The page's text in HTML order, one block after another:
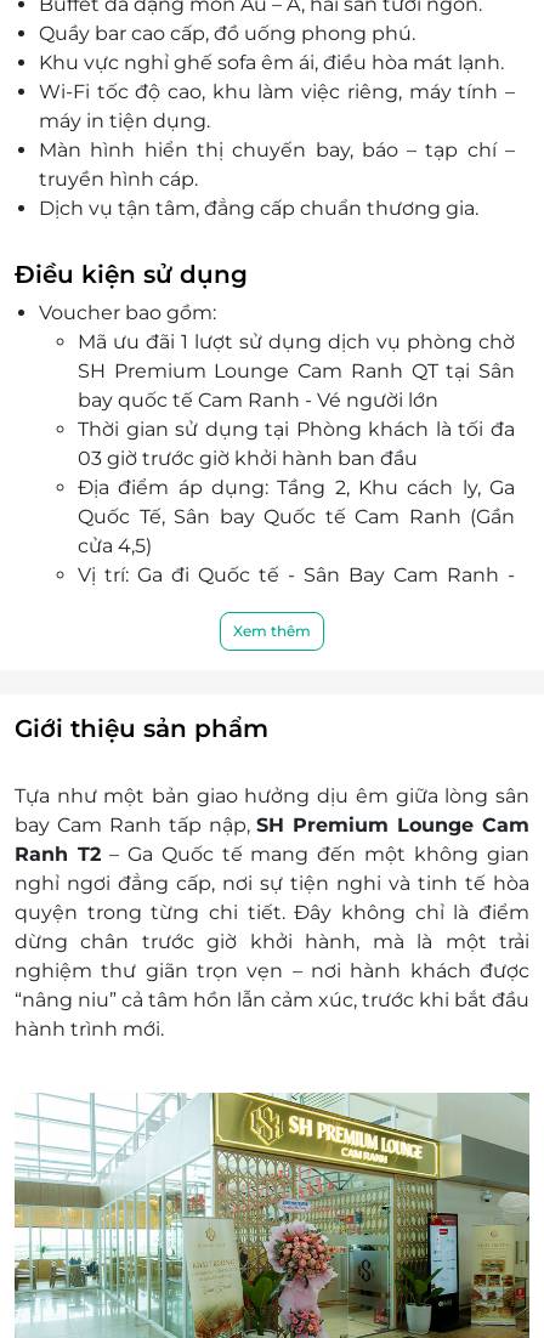
Quầy bar cao cấp, đồ uống phong phú.
Khu vực nghỉ ghế sofa êm ái, điều hòa mát lạnh.
Wi-Fi tốc độ cao, khu làm việc riêng, máy tính –
máy in tiện dụng.
Màn hình hiển thị chuyến bay, báo – tạp chí –
truyền hình cáp.
Dịch vụ tận tâm, đẳng cấp chuẩn thương gia.
Điều kiện sử dụng
Voucher bao gồm:
Mã ưu đãi 1 lượt sử dụng dịch vụ phòng chờ
SH Premium Lounge Cam Ranh QT tại Sân
bay quốc tế Cam Ranh - Vé người lớn
Thời gian sử dụng tại Phòng khách là tối đa
03 giờ trước giờ khởi hành ban đầu
Địa điểm áp dụng: Tầng 2, Khu cách ly, Ga
Quốc Tế, Sân bay Quốc tế Cam Ranh (Gần
cửa 4,5)
Vị trí: Ga đi Quốc tế - Sân Bay Cam Ranh -
Khách hàng được sử dụng mọi dịch vụ tại
Không chấp nhận Voucher ưu đãi quá hạn
sử dụng hoặc trạng thái “Đã sử dụng”.
tại quầy để được áp dụng ưu đãi.
Khách hàng có thể được yêu cầu trả thêm
tiền nếu sử dụng quá giá trị của Mã ưu đãi.
Lưu ý:
Khách hàng sẽ thanh toán trực tiếp tại quầy
lễ tân theo bảng giá công bố cho khách lẻ
tại mỗi phòng chờ khi
Khách hàng sử dụng quá thời gian quy
định của phòng chờ.
khác thêm tại phòng chờ
Khách hàng có trẻ em đi kèm mà chưa đăng ký
dịch vụ trước qua LifeLink 1900 2065. Thời gian
thông báo tối thiểu với LifeLink trước 1 ngày sử
dụng dịch vụ LifeLink hoàn toàn không chịu
trách nhiệm khi có các phát sinh thêm bên trên.
Khách hàng áp dụng: Khách trên 12 tuổi
Ngày áp dụng: Tất cả các ngày trong tuần, bao
gồm Lễ Tết
Xem thêm
Giới thiệu sản phẩm
Tựa như một bản giao hưởng dịu êm giữa lòng sân
bay Cam Ranh tấp nập,SH Premium Lounge Cam
Ranh T2– Ga Quốc tế mang đến một không gian
nghỉ ngơi đẳng cấp, nơi sự tiện nghi và tinh tế hòa
quyện trong từng chi tiết. Đây không chỉ là điểm
dừng chân trước giờ khởi hành, mà là một trải
nghiệm thư giãn trọn vẹn – nơi hành khách được
“nâng niu” cả tâm hồn lẫn cảm xúc, trước khi bắt đầu
hành trình mới.